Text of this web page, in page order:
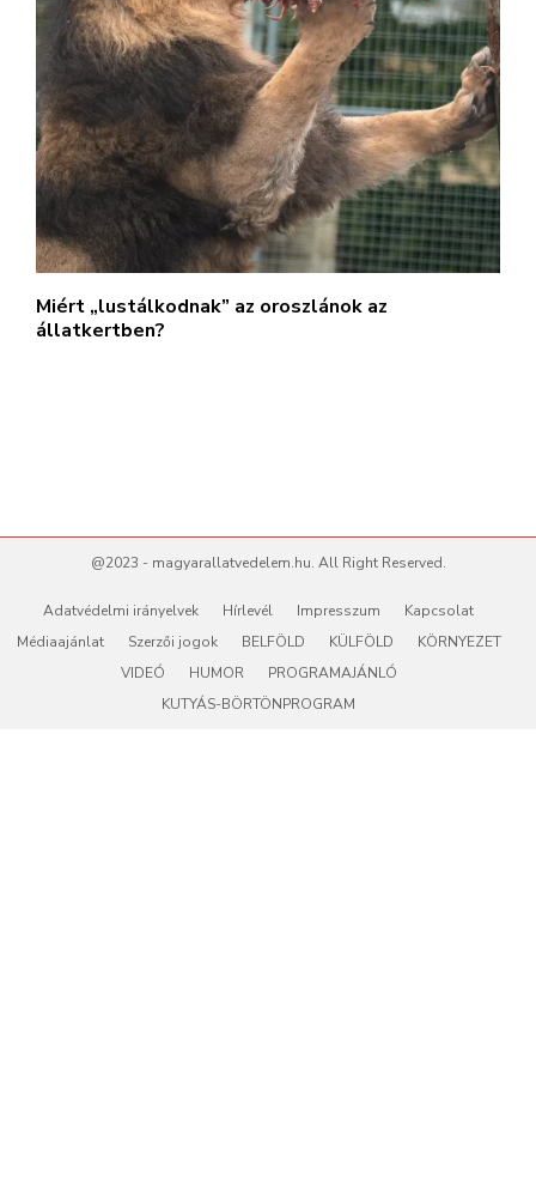
Miért „lustálkodnak” az oroszlánok az
állatkertben?
@2023 - magyarallatvedelem.hu. All Right Reserved.
Adatvédelmi irányelvek Hírlevél Impresszum
Kapcsolat
Médiaajánlat
Szerzői jogok BELFÖLD KÜLFÖLD
KÖRNYEZET
VIDEÓ
HUMOR
PROGRAMAJÁNLÓ
KUTYÁS-BÖRTÖNPROGRAM